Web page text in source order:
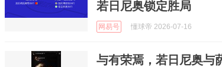
若日尼奥锁定胜局
网易号 懂球帝 2026-07-16
与有荣焉，若日尼奥与